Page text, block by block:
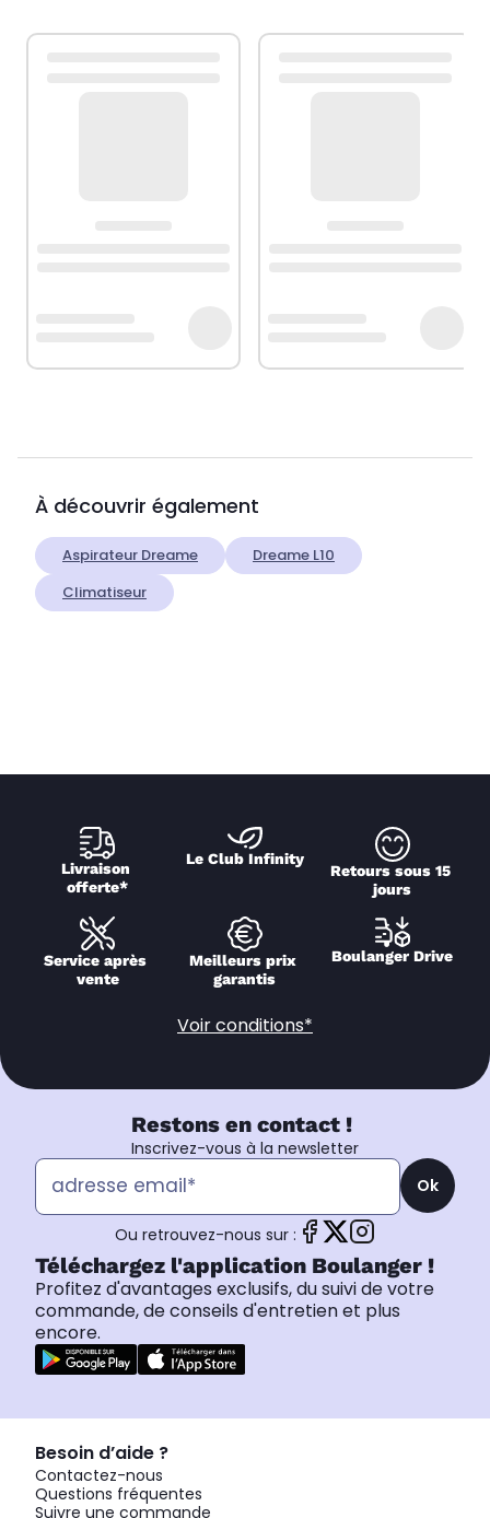
À découvrir également
Aspirateur Dreame
Dreame L10
Climatiseur
Livraison
offerte*
Le Club Infinity
Retours sous 15
jours
Service après
vente
Meilleurs prix
garantis
Boulanger Drive
Voir conditions*
Restons en contact !
Inscrivez-vous à la newsletter
Ok
Ou retrouvez-nous sur :
Téléchargez l'application Boulanger !
Profitez d'avantages exclusifs, du suivi de votre
commande, de conseils d'entretien et plus
encore.
Besoin d’aide ?
Contactez-nous
Questions fréquentes
Suivre une commande